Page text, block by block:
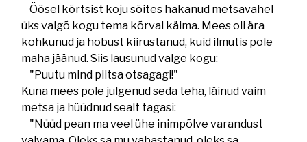
Öösel kõrtsist koju sõites hakanud metsavahel
üks valgõ kogu tema kõrval käima. Mees oli ära
kohkunud ja hobust kiirustanud, kuid ilmutis pole
maha jäänud. Siis lausunud valge kogu:
"Puutu mind piitsa otsagagi!"
Kuna mees pole julgenud seda teha, läinud vaim
metsa ja hüüdnud sealt tagasi:
"Nüüd pean ma veel ühe inimpõlve varandust